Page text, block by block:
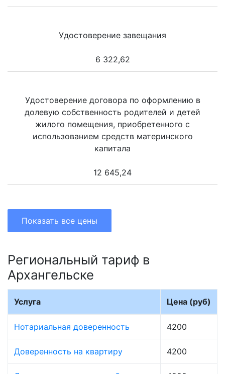
Удостоверение завещания
6 322,62
Удостоверение договора по оформлению в
долевую собственность родителей и детей
жилого помещения, приобретенного с
использованием средств материнского
капитала
12 645,24
Показать все цены
Региональный тариф в
Архангельске
Услуга Цена (руб)
Нотариальная доверенность 4200
Доверенность на квартиру 4200